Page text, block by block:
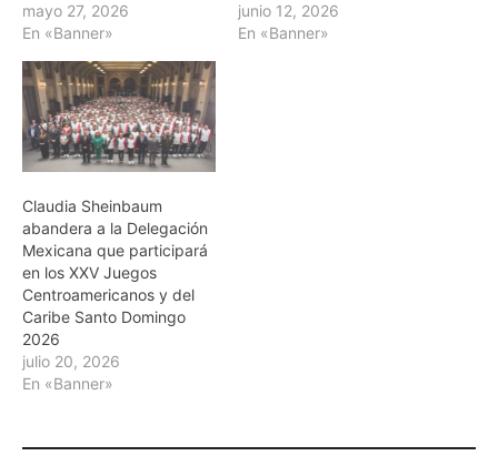
mayo 27, 2026
En «Banner»
junio 12, 2026
En «Banner»
Claudia Sheinbaum
abandera a la Delegación
Mexicana que participará
en los XXV Juegos
Centroamericanos y del
Caribe Santo Domingo
2026
julio 20, 2026
En «Banner»